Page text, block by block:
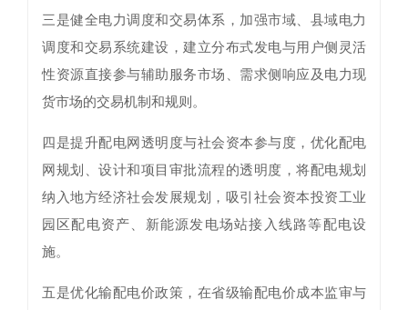
三是健全电力调度和交易体系，加强市域、县域电力
调度和交易系统建设，建立分布式发电与用户侧灵活
性资源直接参与辅助服务市场、需求侧响应及电力现
货市场的交易机制和规则。
四是提升配电网透明度与社会资本参与度，优化配电
网规划、设计和项目审批流程的透明度，将配电规划
纳入地方经济社会发展规划，吸引社会资本投资工业
园区配电资产、新能源发电场站接入线路等配电设
施。
五是优化输配电价政策，在省级输配电价成本监审与